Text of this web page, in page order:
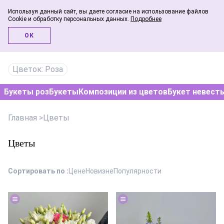
Цветок: Роза
Букеты розБукетыКомпозиции из цветовБукет
Главная >Цветы
Цветы
Сортировать по : ЦенеНовизнеПопулярности
Используя данный сайт, вы даете согласие на использование файлов
Cookie и обработку персональных данных. Подробнее
ОК